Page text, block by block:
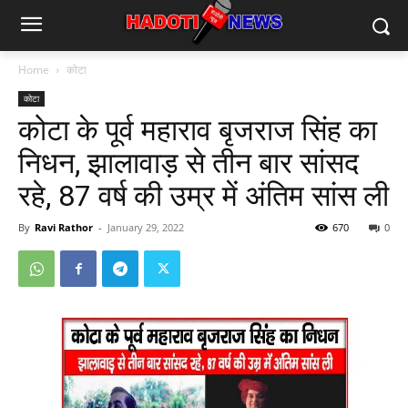
Home कोटा
कोटा
कोटा के पूर्व महाराव बृजराज सिंह का
निधन, झालावाड़ से तीन बार सांसद
रहे, 87 वर्ष की उम्र में अंतिम सांस ली
By Ravi Rathor - January 29, 2022 0
670